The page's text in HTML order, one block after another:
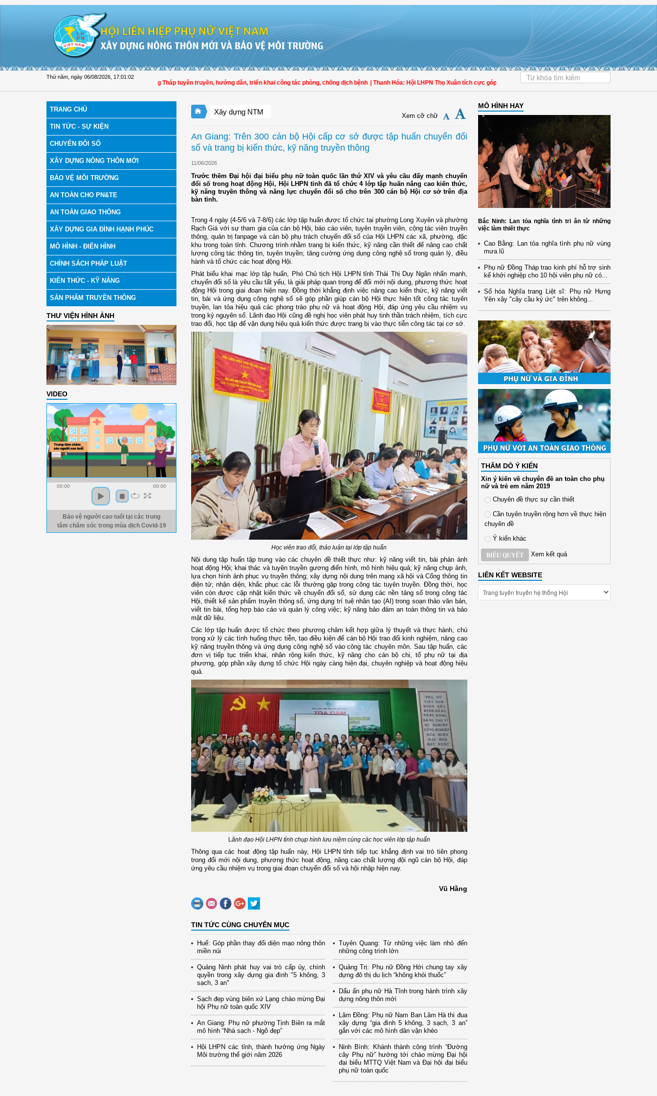
Thứ năm, ngày 06/08/2026 17:01:03
Hội LHPN tỉnh Đồng Tháp tuyên truyền, hướng dẫn, triển khai công tác phòng, chống dịch bệnh | Thanh Hóa: Hội LHPN Thọ Xuân tích cực góp phần nâng cao tỷ lệ người dân tham gia bảo hiểm y tế
TRANG CHỦ
TIN TỨC - SỰ KIỆN
CHUYỂN ĐỔI SỐ
XÂY DỰNG NÔNG THÔN MỚI
BẢO VỆ MÔI TRƯỜNG
AN TOÀN CHO PN&TE
AN TOÀN GIAO THÔNG
XÂY DỰNG GIA ĐÌNH HẠNH PHÚC
MÔ HÌNH - ĐIỂN HÌNH
CHÍNH SÁCH PHÁP LUẬT
KIẾN THỨC - KỸ NĂNG
SẢN PHẨM TRUYỀN THÔNG
THƯ VIỆN HÌNH ẢNH
VIDEO
00:00 00:00
Bảo vệ người cao tuổi tại các trung
tâm chăm sóc trong mùa dịch Covid-19
Xây dựng NTM Xem cỡ chữ
An Giang: Trên 300 cán bộ Hội cấp cơ sở được tập huấn chuyển đổi
số và trang bị kiến thức, kỹ năng truyền thông
11/06/2026
Trước thềm Đại hội đại biểu phụ nữ toàn quốc lần thứ XIV và yêu cầu đẩy mạnh chuyển
đổi số trong hoạt động Hội, Hội LHPN tỉnh đã tổ chức 4 lớp tập huấn nâng cao kiến thức,
kỹ năng truyền thông và năng lực chuyển đổi số cho trên 300 cán bộ Hội cơ sở trên địa
bàn tỉnh.
Trong 4 ngày (4-5/6 và 7-8/6) các lớp tập huấn được tổ chức tại phường Long Xuyên và phường
Rạch Giá với sự tham gia của cán bộ Hội, báo cáo viên, tuyên truyền viên, cộng tác viên truyền
thông, quản trị fanpage và cán bộ phụ trách chuyển đổi số của Hội LHPN các xã, phường, đặc
khu trong toàn tỉnh. Chương trình nhằm trang bị kiến thức, kỹ năng cần thiết để nâng cao chất
lượng công tác thông tin, tuyên truyền; tăng cường ứng dụng công nghệ số trong quản lý, điều
hành và tổ chức các hoạt động Hội.
Phát biểu khai mạc lớp tập huấn, Phó Chủ tịch Hội LHPN tỉnh Thái Thị Duy Ngân nhấn mạnh,
chuyển đổi số là yêu cầu tất yếu, là giải pháp quan trọng để đổi mới nội dung, phương thức hoạt
động Hội trong giai đoạn hiện nay. Đồng thời khẳng định việc nâng cao kiến thức, kỹ năng viết
tin, bài và ứng dụng công nghệ số sẽ góp phần giúp cán bộ Hội thực hiện tốt công tác tuyên
truyền, lan tỏa hiệu quả các phong trào phụ nữ và hoạt động Hội, đáp ứng yêu cầu nhiệm vụ
trong kỷ nguyên số. Lãnh đạo Hội cũng đề nghị học viên phát huy tinh thần trách nhiệm, tích cực
trao đổi, học tập để vận dụng hiệu quả kiến thức được trang bị vào thực tiễn công tác tại cơ sở.
Học viên trao đổi, thảo luận tại lớp tập huấn
Nội dung tập huấn tập trung vào các chuyên đề thiết thực như: kỹ năng viết tin, bài phản ánh
hoạt động Hội; khai thác và tuyên truyền gương điển hình, mô hình hiệu quả; kỹ năng chụp ảnh,
lựa chọn hình ảnh phục vụ truyền thông; xây dựng nội dung trên mạng xã hội và Cổng thông tin
điện tử; nhận diện, khắc phục các lỗi thường gặp trong công tác tuyên truyền. Đồng thời, học
viên còn được cập nhật kiến thức về chuyển đổi số, sử dụng các nền tảng số trong công tác
Hội, thiết kế sản phẩm truyền thông số, ứng dụng trí tuệ nhân tạo (AI) trong soạn thảo văn bản,
viết tin bài, tổng hợp báo cáo và quản lý công việc; kỹ năng bảo đảm an toàn thông tin và bảo
mật dữ liệu.
Các lớp tập huấn được tổ chức theo phương châm kết hợp giữa lý thuyết và thực hành, chú
trọng xử lý các tình huống thực tiễn, tạo điều kiện để cán bộ Hội trao đổi kinh nghiệm, nâng cao
kỹ năng truyền thông và ứng dụng công nghệ số vào công tác chuyên môn. Sau tập huấn, các
đơn vị tiếp tục triển khai, nhân rộng kiến thức, kỹ năng cho cán bộ chi, tổ phụ nữ tại địa
phương, góp phần xây dựng tổ chức Hội ngày càng hiện đại, chuyên nghiệp và hoạt động hiệu
quả.
L ãnh đạo Hội LHPN tỉnh chụp hình lưu niệm cùng các học viên lớp tập huấn
Thông qua các hoạt động tập huấn này, Hội LHPN tỉnh tiếp tục khẳng định vai trò tiên phong
trong đổi mới nội dung, phương thức hoạt động, nâng cao chất lượng đội ngũ cán bộ Hội, đáp
ứng yêu cầu nhiệm vụ trong giai đoạn chuyển đổi số và hội nhập hiện nay.
Vũ Hằng
TIN TỨC CÙNG CHUYÊN MỤC
Huế: Góp phần thay đổi diện mạo nông thôn
miền núi
Quảng Ninh phát huy vai trò cấp ủy, chính
quyền trong xây dựng gia đình "5 không, 3
sạch, 3 an"
Sạch đẹp vùng biên xứ Lạng chào mừng Đại
hội Phụ nữ toàn quốc XIV
An Giang: Phụ nữ phường Tịnh Biên ra mắt
mô hình “Nhà sạch - Ngõ đẹp”
Hội LHPN các tỉnh, thành hưởng ứng Ngày
Môi trường thế giới năm 2026
Tuyên Quang: Từ những việc làm nhỏ đến
những công trình lớn
Quảng Trị: Phụ nữ Đồng Hới chung tay xây
dựng đô thị du lịch “không khói thuốc”
Dấu ấn phụ nữ Hà Tĩnh trong hành trình xây
dựng nông thôn mới
Lâm Đồng: Phụ nữ Nam Ban Lâm Hà thi đua
xây dựng “gia đình 5 không, 3 sạch, 3 an”
gắn với các mô hình dân vận khéo
Ninh Bình: Khánh thành công trình “Đường
cây Phụ nữ” hướng tới chào mừng Đại hội
đại biểu MTTQ Việt Nam và Đại hội đại biểu
phụ nữ toàn quốc
MÔ HÌNH HAY
Bắc Ninh: Lan tỏa nghĩa tình tri ân từ những
việc làm thiết thực
Cao Bằng: Lan tỏa nghĩa tình phụ nữ vùng
mưa lũ
Phụ nữ Đồng Tháp trao kinh phí hỗ trợ sinh
kế khởi nghiệp cho 10 hội viên phụ nữ có...
Số hóa Nghĩa trang Liệt sĩ: Phụ nữ Hưng
Yên xây "cây cầu ký ức" trên không...
THĂM DÒ Ý KIẾN
Xin ý kiến về chuyên đề an toàn cho phụ
nữ và trẻ em năm 2019
Chuyên đề thực sự cần thiết
Cần tuyên truyền rộng hơn về thực hiện
chuyên đề
Ý kiến khác
BIỂU QUYẾT Xem kết quả
LIÊN KẾT WEBSITE